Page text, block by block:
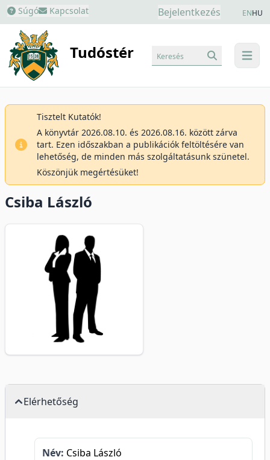
Súgó Kapcsolat Bejelentkezés ENHU
Tudóstér menu
Keresés
Tisztelt Kutatók!
A könyvtár 2026.08.10. és 2026.08.16. között zárva
tart. Ezen időszakban a publikációk feltöltésére van
lehetőség, de minden más szolgáltatásunk szünetel.
Köszönjük megértésüket!
Csiba László
Elérhetőség
Név: Csiba László